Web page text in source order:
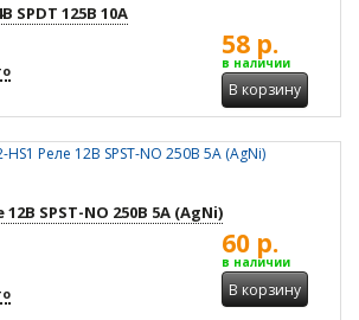
SPDT 125В 10А
58 р.
в наличии
В корзину
12В SPST-NO 250В 5А (AgNi)
60 р.
в наличии
В корзину